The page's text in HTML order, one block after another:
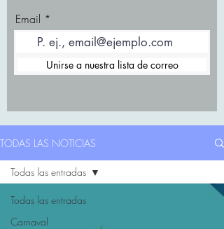
Email
Unirse a nuestra lista de correo
TODAS LAS NOTICIAS
Todas las entradas
Carnaval
Todas las entradas